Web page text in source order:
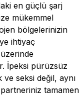
en güçlü şarj
mükemmel
bölgelerinizin
ihtiyaç
İpeksi pürüzsüz
ve seksi değil, aynı
tamamen